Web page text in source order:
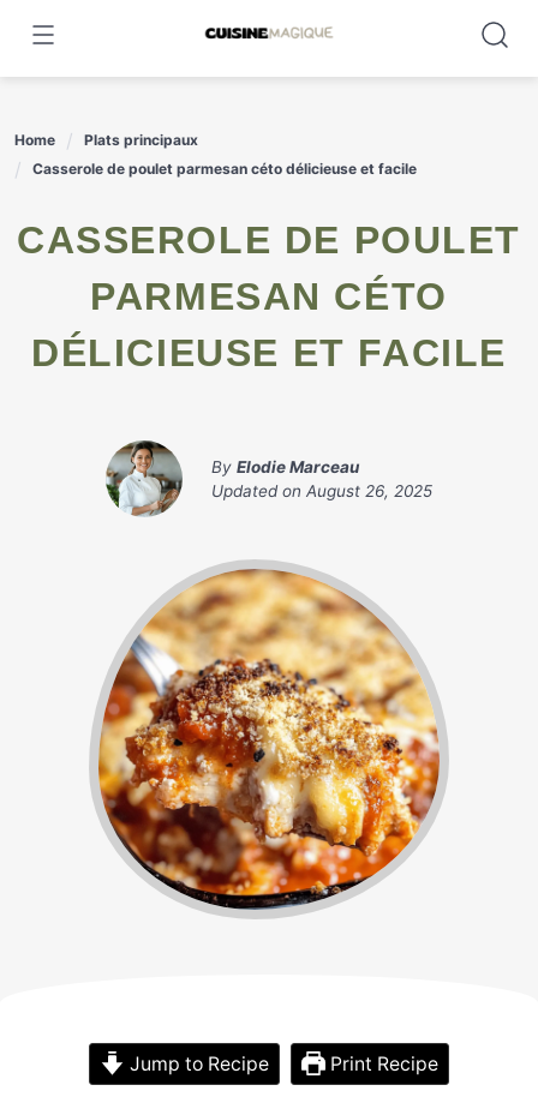
content
Home
Plats principaux
Casserole de poulet parmesan céto délicieuse et facile
CASSEROLE DE POULET
PARMESAN CÉTO
DÉLICIEUSE ET FACILE
By Elodie Marceau
Updated on August 26, 2025
Jump to Recipe Print Recipe